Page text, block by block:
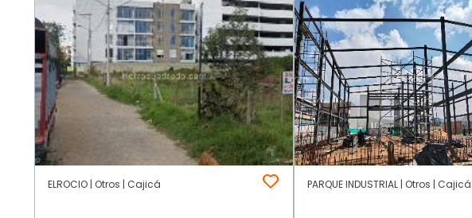
ELROCIO | Otros | Cajicá PARQUE INDUSTRIAL | Otros | Cajicá